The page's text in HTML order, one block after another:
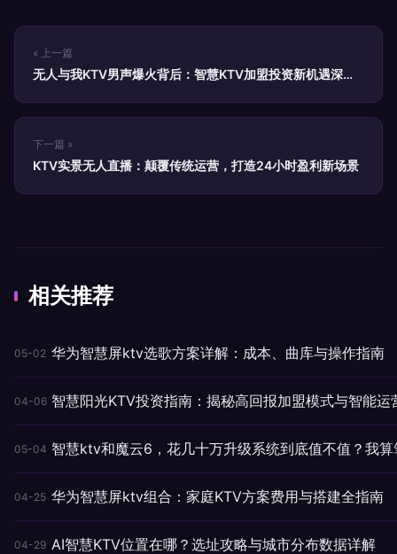
« 上一篇
无人与我KTV男声爆火背后：智慧KTV加盟投资新机遇深度
下一篇 »
KTV实景无人直播：颠覆传统运营，打造24小时盈利新场景
相关推荐
05-02 华为智慧屏ktv选歌方案详解：成本、曲库与操作指南
04-06 智慧阳光KTV投资指南：揭秘高回报加盟模式与智能运
05-04 智慧ktv和魔云6，花几十万升级系统到底值不值？我
04-25 华为智慧屏ktv组合：家庭KTV方案费用与搭建全指南
04-29 AI智慧KTV位置在哪？选址攻略与城市分布数据详解